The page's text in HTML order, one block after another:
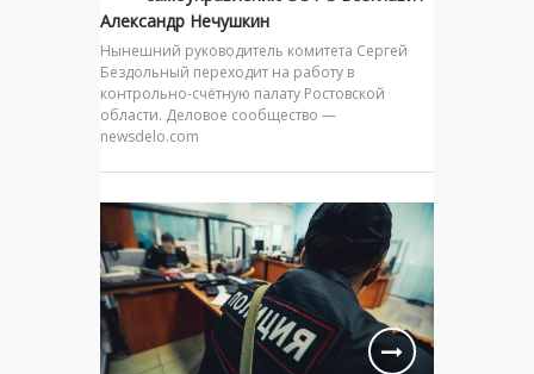
Александр Нечушкин
Нынешний руководитель комитета Сергей
Бездольный переходит на работу в
контрольно-счётную палату Ростовской
области. Деловое сообщество —
newsdelo.com